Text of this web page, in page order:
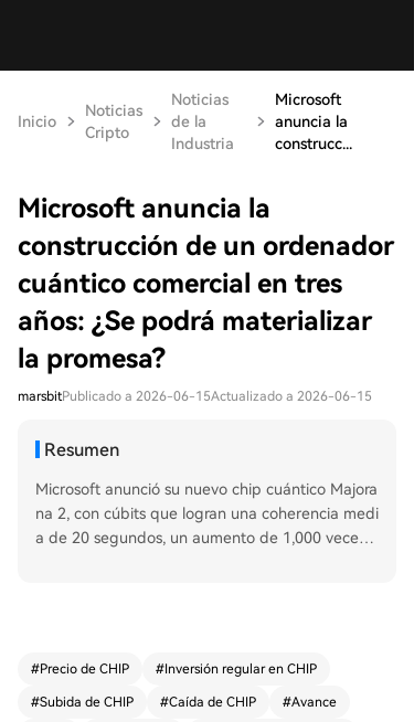
Inicio
Noticias
Cripto
Noticias
de la
Industria
Microsoft
anuncia la
construcc...
Microsoft anuncia la
construcción de un ordenador
cuántico comercial en tres
años: ¿Se podrá materializar
la promesa?
marsbitPublicado a 2026-06-15Actualizado a 2026-06-15
Resumen
Microsoft anunció su nuevo chip cuántico Majora
na 2, con cúbits que logran una coherencia medi
a de 20 segundos, un aumento de 1,000 veces e
ar información de manera no local, haciéndolos i
cambio crucial fue sustituir aluminio por plomo e
#Precio de CHIP #Inversión regular en CHIP
#Subida de CHIP #Caída de CHIP #Avance